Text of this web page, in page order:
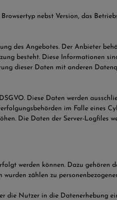
nebst Version, das
des Angebotes. Der Anbieter
besteht. Diese Informationen
dieser Daten mit anderen
Diese Daten werden
im Falle eines
Die Daten der Server-Logfiles
werden können. Dazu gehören
zählen zu
die Nutzer in die Datenerhebung